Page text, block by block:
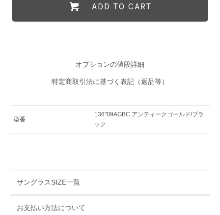
ADD TO CART
オプションの値段詳細
特定商取引法に基づく表記（返品等）
型番
136"09AGBC アンティークゴールド/ブラ
ック
サングラスSIZE一覧
お支払い方法について